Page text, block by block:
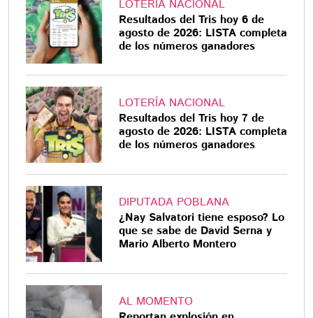
LOTERÍA NACIONAL
Resultados del Tris hoy 6 de
agosto de 2026: LISTA completa
de los números ganadores
LOTERÍA NACIONAL
Resultados del Tris hoy 7 de
agosto de 2026: LISTA completa
de los números ganadores
DIPUTADA POBLANA
¿Nay Salvatori tiene esposo? Lo
que se sabe de David Serna y
Mario Alberto Montero
AL MOMENTO